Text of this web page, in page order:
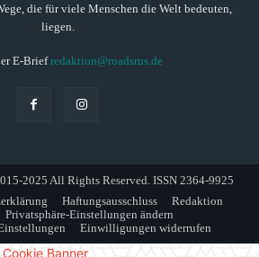
die für viele Menschen die Welt bedeuten,
liegen.
E-Briefredaktion@roadsrus.de
2025 All Rights Reserved. ISSN 2364-9925
Haftungsausschluss
Redaktion
Privatsphäre-Einstellungen ändern
Einwilligungen widerrufen
Banner